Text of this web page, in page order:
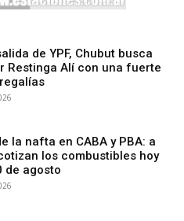
de YPF, Chubut busca
Restinga Alí con una fuerte
la nafta en CABA y PBA: a
los combustibles hoy
de agosto